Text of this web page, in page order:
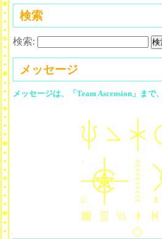
検索
検索:
メッセージ
メッセージは、「Team Ascension」まで